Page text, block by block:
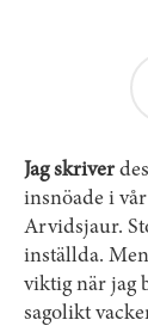
Jag skriver
insnöade i
Arvidsjaur.
inställda.
viktig när jag
sagolikt